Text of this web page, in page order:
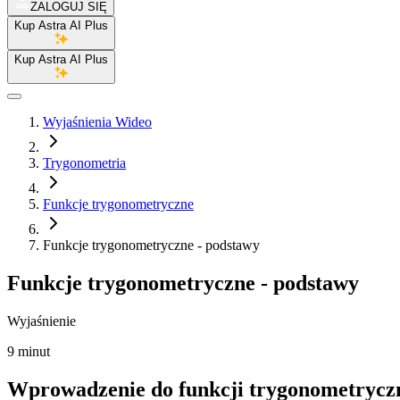
ZALOGUJ SIĘ
Kup Astra AI Plus
Kup Astra AI Plus
Wyjaśnienia Wideo
Trygonometria
Funkcje trygonometryczne
Funkcje trygonometryczne - podstawy
Funkcje trygonometryczne - podstawy
Wyjaśnienie
9 minut
Wprowadzenie do funkcji